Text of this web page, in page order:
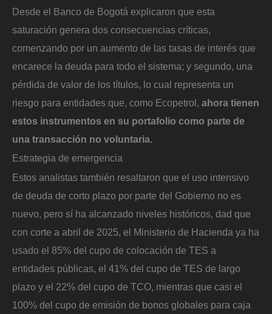
Desde el Banco de Bogotá explicaron que esta
saturación genera dos consecuencias críticas,
comenzando por un aumento de las tasas de interés que
encarece la deuda para todo el sistema; y segundo, una
pérdida de valor de los títulos, lo cual representa un
riesgo para entidades que, como Ecopetrol, ahora tienen
estos instrumentos en su portafolio como parte de
una transacción no voluntaria.
Estrategia de emergencia
Estos analistas también resaltaron que el uso intensivo
de deuda de corto plazo por parte del Gobierno no es
nuevo, pero sí ha alcanzado niveles históricos, dad que
con corte a abril de 2025, el Ministerio de Hacienda ya ha
usado el 85% del cupo de colocación de TES a
entidades públicas, el 41% del cupo de TES de largo
plazo y el 22% del cupo de TCO, mientras que casi el
100% del cupo de emisión de bonos globales para caja